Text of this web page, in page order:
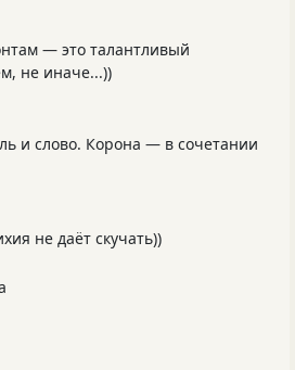
— это талантливый
не иначе...))
и слово. Корона — в сочетании
не даёт скучать))